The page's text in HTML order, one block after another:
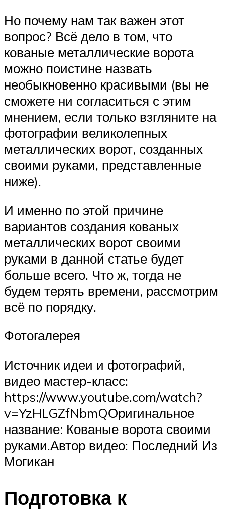
Но почему нам так важен этот
вопрос? Всё дело в том, что
кованые металлические ворота
можно поистине назвать
необыкновенно красивыми (вы не
сможете ни согласиться с этим
мнением, если только взгляните на
фотографии великолепных
металлических ворот, созданных
своими руками, представленные
ниже).
И именно по этой причине
вариантов создания кованых
металлических ворот своими
руками в данной статье будет
больше всего. Что ж, тогда не
будем терять времени, рассмотрим
всё по порядку.
Фотогалерея
Источник идеи и фотографий,
видео мастер-класс:
https://www.youtube.com/watch?
v=YzHLGZfNbmQОригинальное
название: Кованые ворота своими
руками.Автор видео: Последний Из
Могикан
Подготовка к